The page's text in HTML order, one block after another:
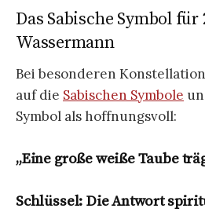
Das Sabische Symbol für
Wassermann
Bei besonderen
auf die Sabischen Symbole
Symbol als hoffnungsvoll:
„Eine große weiße Taube
Schlüssel: Die Antwort